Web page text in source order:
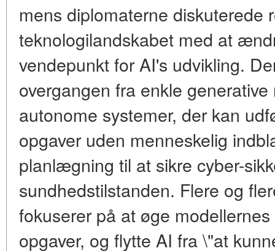
mens diplomaterne diskuterede
teknologilandskabet med at
vendepunkt for AI's udvikling.
overgangen fra enkle
autonome systemer, der kan
opgaver uden menneskelig
planlægning til at sikre cyber-
sundhedstilstanden. Flere og
fokuserer på at øge
opgaver, og flytte AI fra \"at